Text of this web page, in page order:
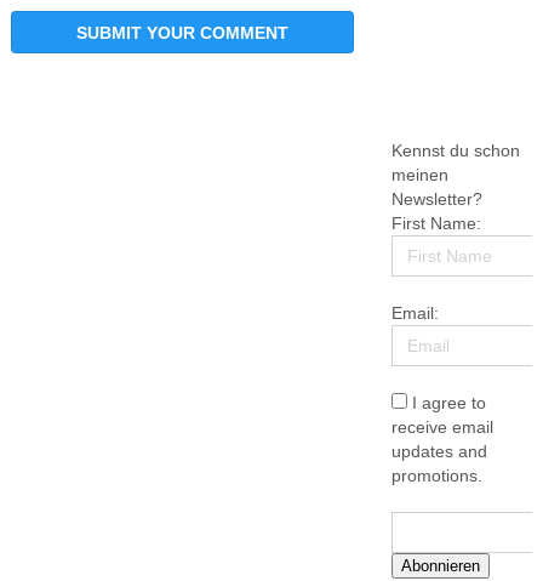
Kennst du schon
meinen
Newsletter?
First Name:
Email:
I agree to
receive email
updates and
promotions.
Abonnieren